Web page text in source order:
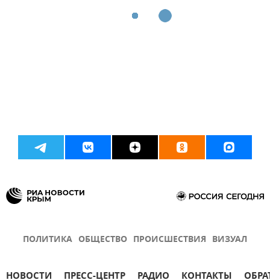
ПОЛИТИКА ОБЩЕСТВО ПРОИСШЕСТВИЯ ВИЗУАЛ
НОВОСТИ ПРЕСС-ЦЕНТР РАДИО КОНТАКТЫ